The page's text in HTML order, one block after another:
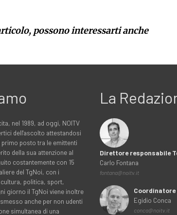
possono interessarti anche
nel 1989, ad oggi, NOITV
dell'ascolto attestandosi
primo posto tra le emittenti
della sua attenzione al
costantemente con 15
del TgNoi, con i
politica, sport,
giorno il TgNoi viene inoltre
anche per non udenti
simultanea di una
La
Direttore responsabile
Carlo Fontana
fontana@noitv.it
Egidio Conca
conca@noitv.it